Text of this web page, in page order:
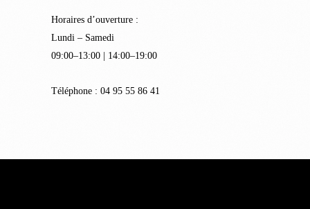
Horaires d’ouverture :
Lundi – Samedi
09:00–13:00 | 14:00–19:00
Téléphone : 04 95 55 86 41